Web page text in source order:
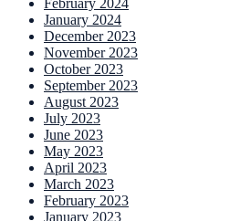
February 2024
January 2024
December 2023
November 2023
October 2023
September 2023
August 2023
July 2023
June 2023
May 2023
April 2023
March 2023
February 2023
January 2023